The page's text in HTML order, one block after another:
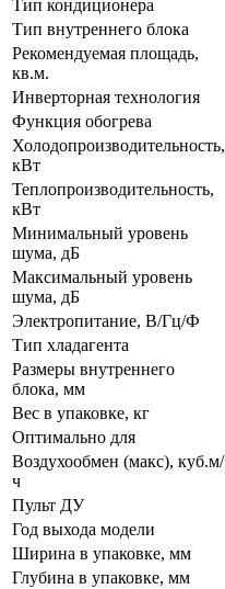
Тип кондиционера
Тип внутреннего блока
Рекомендуемая площадь,
кв.м.
Инверторная технология
Функция обогрева
Холодопроизводительность,
кВт
Теплопроизводительность,
кВт
Минимальный уровень
шума, дБ
Максимальный уровень
шума, дБ
Электропитание, В/Гц/Ф
Тип хладагента
Размеры внутреннего
блока, мм
Вес в упаковке, кг
Оптимально для
Воздухообмен (макс), куб.м/
ч
Пульт ДУ
Год выхода модели
Ширина в упаковке, мм
Глубина в упаковке, мм